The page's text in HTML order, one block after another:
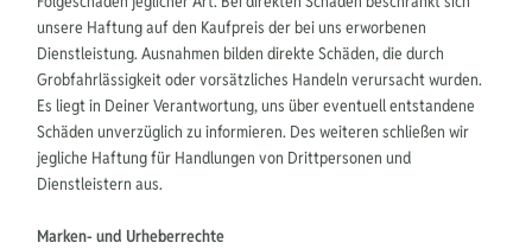
unsere Haftung auf den Kaufpreis der bei uns erworbenen
Dienstleistung. Ausnahmen bilden direkte Schäden, die durch
Grobfahrlässigkeit oder vorsätzliches Handeln verursacht wurden.
Es liegt in Deiner Verantwortung, uns über eventuell entstandene
Schäden unverzüglich zu informieren. Des weiteren schließen wir
jegliche Haftung für Handlungen von Drittpersonen und
Dienstleistern aus.
Marken- und Urheberrechte